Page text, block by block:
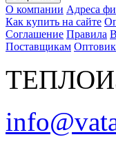
О компании Адреса
Как купить на сайте
Соглашение Правила
Поставщикам